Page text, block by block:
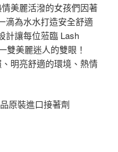
美麗活潑的女孩們因著
滴為水水打造安全舒適
計讓每位蒞臨 Lash
雙美麗迷人的雙眼！
明亮舒適的環境、熱情
原裝進口接著劑